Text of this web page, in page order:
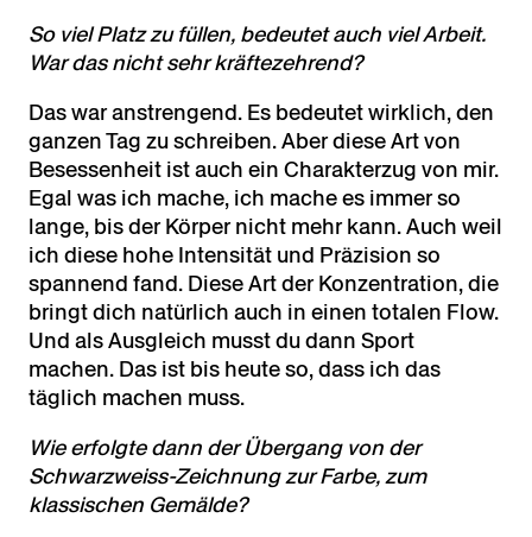
So viel Platz zu füllen, bedeutet auch viel Arbeit.
War das nicht sehr kräftezehrend?
Das war anstrengend. Es bedeutet wirklich, den
ganzen Tag zu schreiben. Aber diese Art von
Besessenheit ist auch ein Charakterzug von mir.
Egal was ich mache, ich mache es immer so
lange, bis der Körper nicht mehr kann. Auch weil
ich diese hohe Intensität und Präzision so
spannend fand. Diese Art der Konzentration, die
bringt dich natürlich auch in einen totalen Flow.
Und als Ausgleich musst du dann Sport
machen. Das ist bis heute so, dass ich das
täglich machen muss.
Wie erfolgte dann der Übergang von der
Schwarzweiss-Zeichnung zur Farbe, zum
klassischen Gemälde?